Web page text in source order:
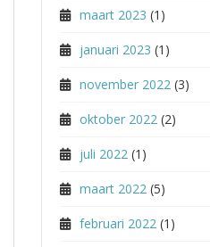
maart 2023 (1)
januari 2023 (1)
november 2022 (3)
oktober 2022 (2)
juli 2022 (1)
maart 2022 (5)
februari 2022 (1)